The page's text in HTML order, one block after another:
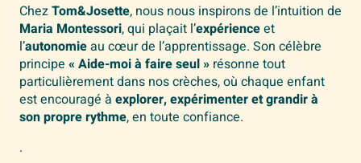
ChezTom&Josette, nous nous inspirons de l’intuition de
Maria Montessori, qui plaçait l’expérienceet
l’autonomieau cœur de l’apprentissage. Son célèbre
principe « Aide-moi à faire seul » résonne tout
particulièrement dans nos crèches, où chaque enfant
est encouragé à explorer, expérimenter et grandir à
son propre rythme, en toute confiance.
.